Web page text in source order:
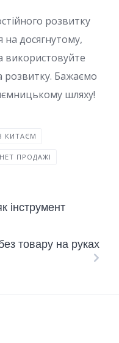
розвитку
на досягнутому,
використовуйте
розвитку. Бажаємо
шляху!
КИТАЄМ
ПРОДАЖІ
інструмент
товару на руках